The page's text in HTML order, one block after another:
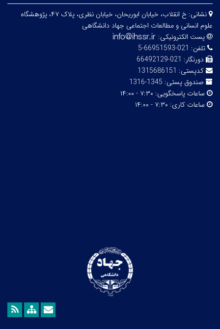
نشانی:
خ انقلاب، خیابان ابوریحان، خیابان نظری، پلاک ۴۷، پژوهشگاه
علوم انسانی و مطالعات اجتماعی جهاد دانشگاهی
پست الکترونیکی:
تلفن: 021-66951593-5
دورنگار: 021-66492129
کدپستی: 1315686151
صندوق پستی: 1345-1316
ساعات پاسخگویی: ۷:۳۰ - ۱۴:۰۰
ساعات کاری: ۷:۳۰ - ۱۴:۰۰